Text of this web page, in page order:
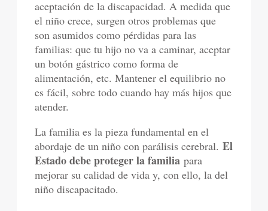
aceptación de la discapacidad. A medida que
el niño crece, surgen otros problemas que
son asumidos como pérdidas para las
familias: que tu hijo no va a caminar, aceptar
un botón gástrico como forma de
alimentación, etc. Mantener el equilibrio no
es fácil, sobre todo cuando hay más hijos que
atender.
La familia es la pieza fundamental en el
abordaje de un niño con parálisis cerebral.El
Estado debe proteger la familia para
mejorar su calidad de vida y, con ello, la del
niño discapacitado.